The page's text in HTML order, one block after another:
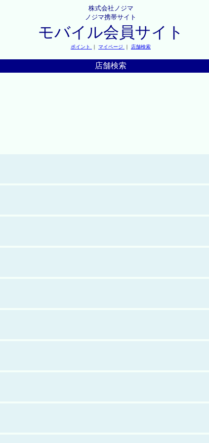
株式会社ノジマ
ノジマ携帯サイト
モバイル会員サイト
ポイント ｜ マイページ ｜ 店舗検索
店舗検索